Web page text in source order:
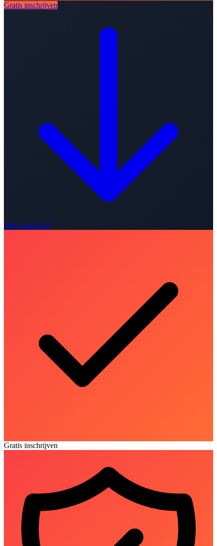
Gratis inschrijven
Hoe werkt het?
Gratis inschrijven